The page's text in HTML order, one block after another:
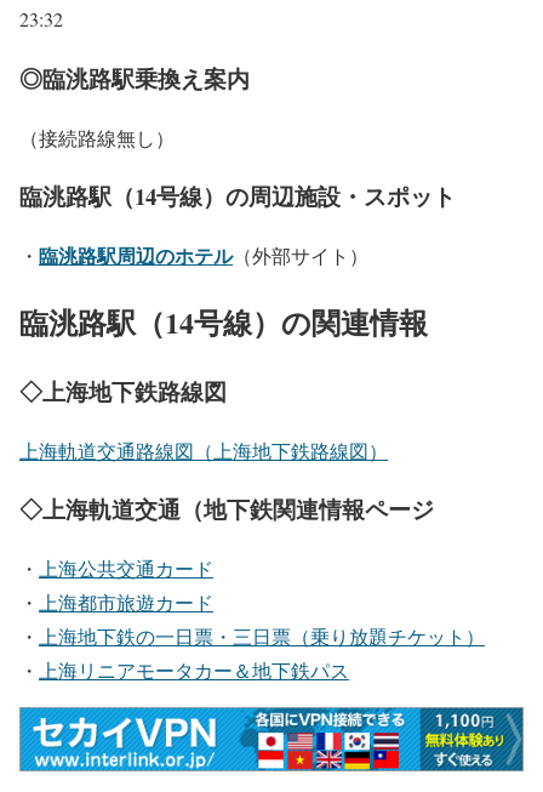
23:32
◎臨洮路駅乗換え案内
（接続路線無し）
臨洮路駅（14号線）の周辺施設・スポット
・ 臨洮路駅周辺のホテル（外部サイト）
臨洮路駅（14号線）の関連情報
◇上海地下鉄路線図
上海軌道交通路線図（上海地下鉄路線図）
◇上海軌道交通（地下鉄関連情報ページ
・
上海公共交通カード
・
上海都市旅遊カード
・
上海地下鉄の一日票・三日票（乗り放題チケット）
・
上海リニアモータカー＆地下鉄パス